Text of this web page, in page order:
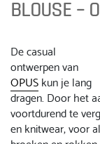
BLOUSE –
De casual
ontwerpen van
OPUSkun je lang
dragen. Door het
voortdurend te
en knitwear, voor